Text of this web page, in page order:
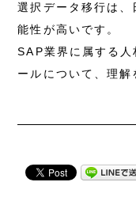
選択データ移行は
能性が高いです。
SAP業界に属する
ールについて、理解